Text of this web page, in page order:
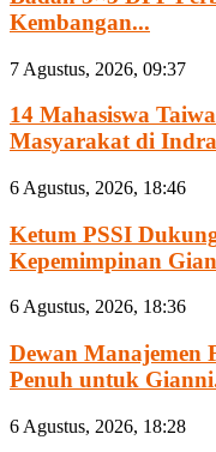
Kembangan...
7 Agustus, 2026, 09:37
14 Mahasiswa
Masyarakat di
6 Agustus, 2026, 18:46
Ketum PSSI
Kepemimpinan
6 Agustus, 2026, 18:36
Dewan Manajemen
Penuh untuk
6 Agustus, 2026, 18:28